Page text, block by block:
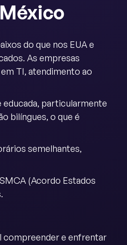
do que nos EUA e
As empresas
TI, atendimento ao
particularmente
bilíngues, o que é
semelhantes,
(Acordo Estados
compreender e enfrentar